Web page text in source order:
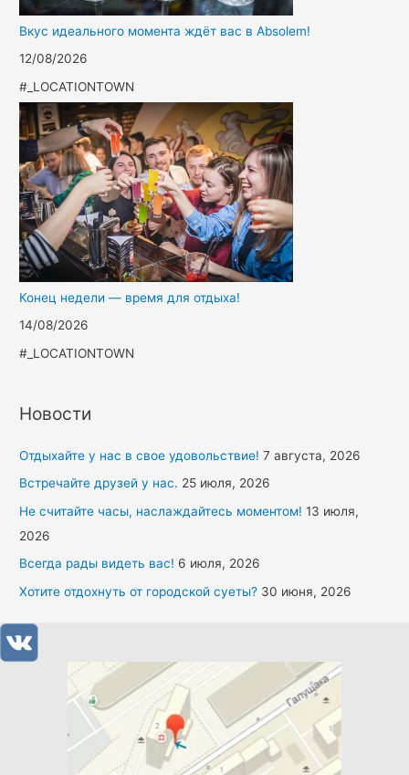
Вкус идеального момента ждёт вас в Absolem!
12/08/2026
#_LOCATIONTOWN
Конец недели — время для отдыха!
14/08/2026
#_LOCATIONTOWN
Новости
Отдыхайте у нас в свое удовольствие! 7 августа, 2026
Встречайте друзей у нас. 25 июля, 2026
Не считайте часы, наслаждайтесь моментом! 13 июля,
2026
Всегда рады видеть вас! 6 июля, 2026
Хотите отдохнуть от городской суеты? 30 июня, 2026